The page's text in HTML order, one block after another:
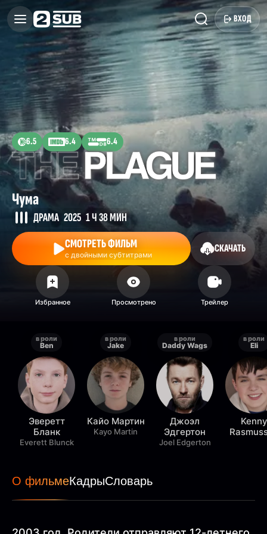
ВХОД
6.5 6.4 6.4
Чума
ДРАМА 2025 1 Ч 38 МИН
СМОТРЕТЬ ФИЛЬМ
с двойными субтитрами
СКАЧАТЬ
в роли
Ben
Эверетт
Бланк
Everett Blunck
в роли
Jake
Кайо Мартин
Kayo Martin
в роли
Daddy Wags
Джоэл
Эдгертон
Joel Edgerton
в роли
Eli
Kenny
О фильмеКадрыСловарь